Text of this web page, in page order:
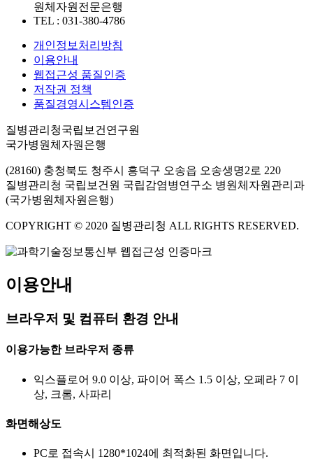
원체자원전문은행
TEL : 031-380-4786
개인정보처리방침
이용안내
웹접근성 품질인증
저작권 정책
품질경영시스템인증
질병관리청국립보건연구원
국가병원체자원은행
(28160) 충청북도 청주시 흥덕구 오송읍 오송생명2로 220
질병관리청 국립보건원 국립감염병연구소 병원체자원관리과
(국가병원체자원은행)
COPYRIGHT © 2020 질병관리청 ALL RIGHTS RESERVED.
이용안내
브라우저 및 컴퓨터 환경 안내
이용가능한 브라우저 종류
익스플로어 9.0 이상, 파이어 폭스 1.5 이상, 오페라 7 이
상, 크롬, 사파리
화면해상도
PC로 접속시 1280*1024에 최적화된 화면입니다.